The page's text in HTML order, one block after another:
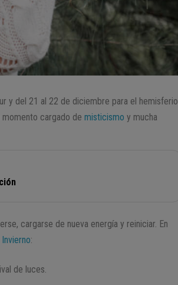
y del 21 al 22 de diciembre para el hemisferio
momento cargado demisticismo y mucha
cargarse de nueva energía y reiniciar. En
Invierno:
de luces.